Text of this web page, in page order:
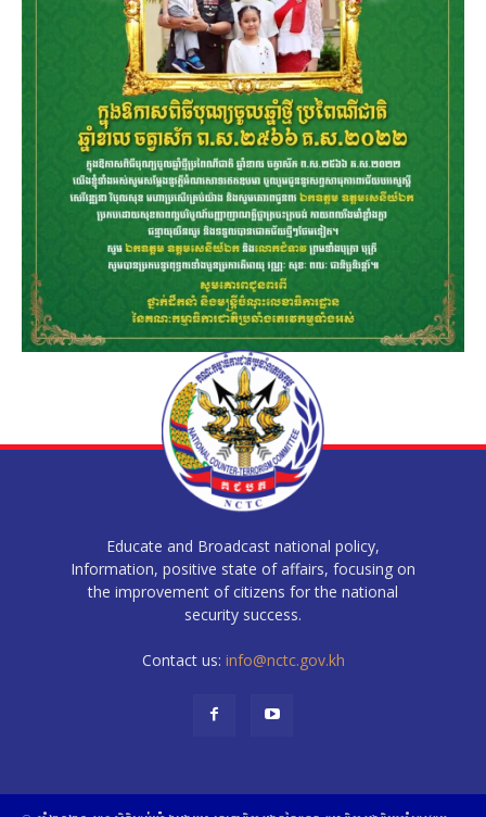
Educate and Broadcast national policy,
Information, positive state of affairs, focusing on
the improvement of citizens for the national
security success.
Contact us: info@nctc.gov.kh